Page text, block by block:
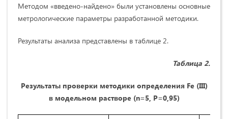
Методом «введено-найдено» были установлены основные
метрологические параметры разработанной методики.
Результаты анализа представлены в таблице 2.
Таблица 2.
Результаты проверки методики определения Fe(III)
в модельном растворе (n=5, P=0,95)